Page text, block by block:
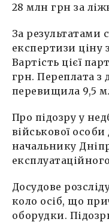
28 млн грн за
За результатами
експертизи ціну
Вартість цієї
грн. Переплата
перевищила 9,5
Про підозру у
військової
начальнику
Досудове
коло осіб, що
оборудки.